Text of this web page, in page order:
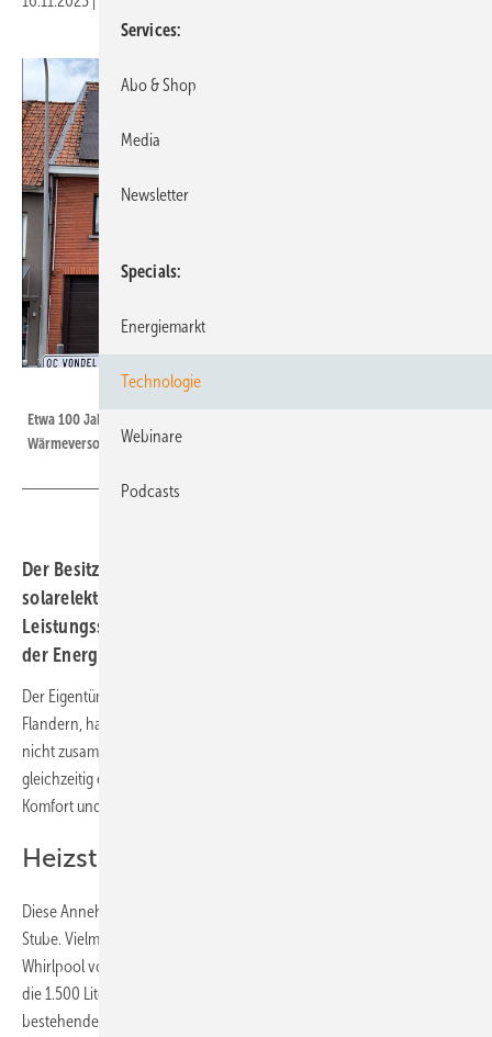
Etwa 100 Jahre alt ist das Gebäude in Flandern. Doch der solarelektrischen
Wärmeversorgung tut das keinen Abbruch.
Der Besitzer eines Einfamilienhauses hat auf
solarelektrische Wärmeversorgung umgestellt. Zwei
Leistungssteller von My PV übernehmen die Steuerung
der Energieflüsse – auch für den Whirlpool im Garten.
Der Eigentümer eines Einfamilienhauses im belgischen Meulebeke,
Flandern, hat mehrere Dinge unter einen Hut gebracht, die eigentlich
nicht zusammenpassen. Denn er wollte Geld sparen, der Umwelt
gleichzeitig etwas Gutes tun, aber auch den bisherigen hohen
Komfort und verschiedene Annehmlichkeiten nicht verzichten.
Heizstab installiert
Diese Annehmlichkeiten bestehen nicht nur aus der gut geheizten
Stube. Vielmehr hat der Hausbesitzer auch ein Jacuzzi. Dieser
Whirlpool vor dem Haus im Garten braucht jede Menge Energie, um
die 1.500 Liter Wasser aufzuheizen. Diese musste bisher die
bestehende Gasheizung liefern. Das war teuer, nicht erst seit den
Services
Abo & Shop
Media
Newsletter
Specials
Energiemarkt
Technologie
Webinare
Podcasts